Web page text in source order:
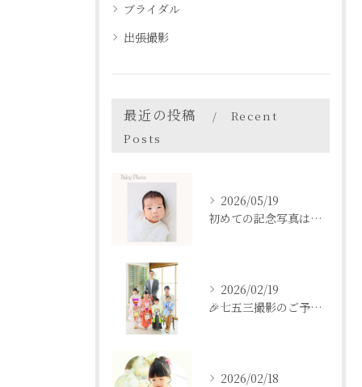
ブライダル
出張撮影
最近の投稿
Recent
Posts
2026/05/19
初めての記念写真はは、DEAR STUDIOで。
2026/02/19
🎉七五三撮影のご予約をご検討中の方へ🎉
2026/02/18